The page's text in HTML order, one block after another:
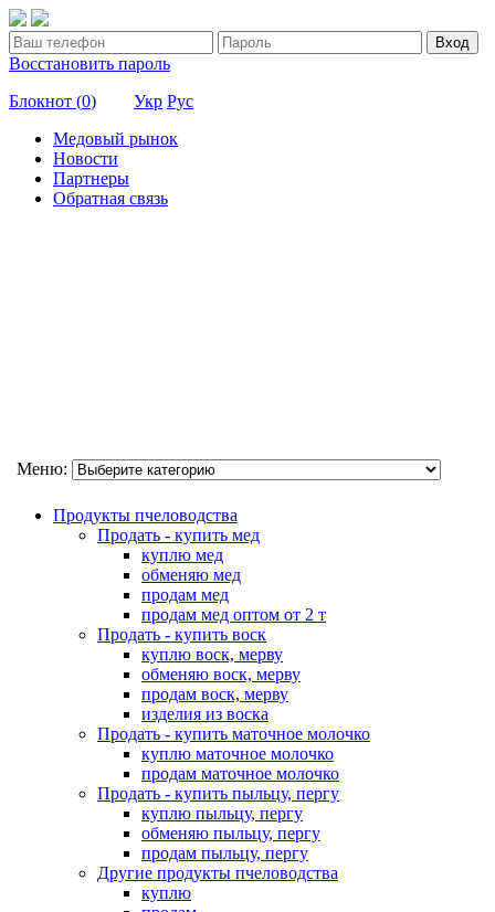
Вход
Восстановить пароль
Блокнот (0) Укр Рус
Медовый рынок
Новости
Партнеры
Обратная связь
Меню:
Продукты пчеловодства
Продать - купить мед
куплю мед
обменяю мед
продам мед
продам мед оптом от 2 т
Продать - купить воск
куплю воск, мерву
обменяю воск, мерву
продам воск, мерву
изделия из воска
Продать - купить маточное молочко
куплю маточное молочко
продам маточное молочко
Продать - купить пыльцу, пергу
куплю пыльцу, пергу
обменяю пыльцу, пергу
продам пыльцу, пергу
Другие продукты пчеловодства
куплю